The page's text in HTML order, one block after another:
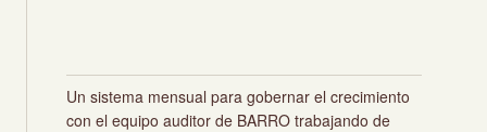
Un sistema mensual para gobernar el crecimiento
con el equipo auditor de BARRO trabajando de